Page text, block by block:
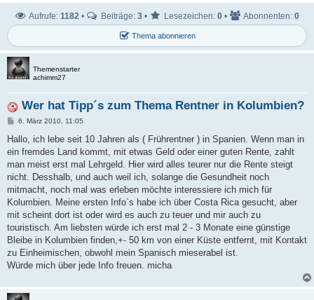
Thema abonnieren
Aufrufe: 1182 • Beiträge: 3 • Lesezeichen: 0 • Abonnenten: 0
Themenstarter
achimm27
Wer hat Tipp´s zum Thema Rentner in Kolumbien?
B
i
r
a
6. März 2010, 11:05
Hallo, ich lebe seit 10 Jahren als ( Frührentner ) in Spanien. Wenn man in
ein fremdes Land kommt, mit etwas Geld oder einer guten Rente, zahlt
man meist erst mal Lehrgeld. Hier wird alles teurer nur die Rente steigt
nicht. Desshalb, und auch weil ich, solange die Gesundheit noch
mitmacht, noch mal was erleben möchte interessiere ich mich für
Kolumbien. Meine ersten Info`s habe ich über Costa Rica gesucht, aber
mit scheint dort ist oder wird es auch zu teuer und mir auch zu
touristisch. Am liebsten würde ich erst mal 2 - 3 Monate eine günstige
Bleibe in Kolumbien finden,+- 50 km von einer Küste entfernt, mit Kontakt
zu Einheimischen, obwohl mein Spanisch mieserabel ist.
Würde mich über jede Info freuen. micha